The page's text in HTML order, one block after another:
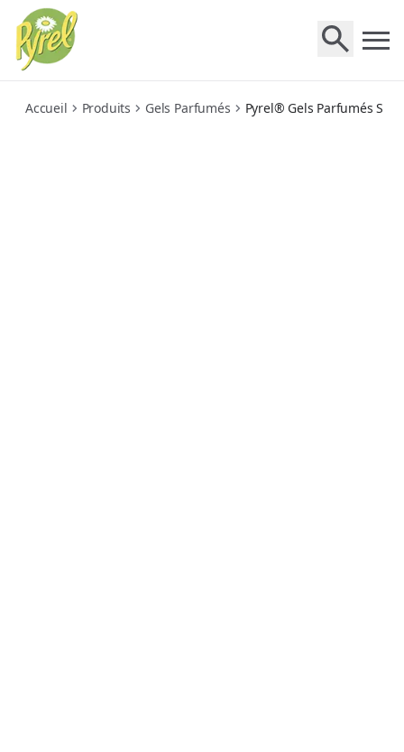
parfumes-senteur-patchouli-notes-boisees
Accueil Produits Gels Parfumés Pyrel® Gels Parfumés